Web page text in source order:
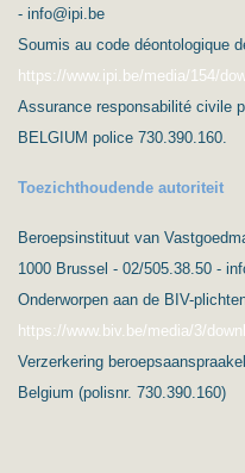
- info@ipi.be
Soumis au code déontologique
https://www.ipi.be/media/154/
Assurance responsabilité civile
BELGIUM police 730.390.160.
Toezichthoudende autoriteit
Beroepsinstituut van
1000 Brussel - 02/505.38.50 -
Onderworpen aan de BIV-
https://www.biv.be/media/3/
Verzerkering
Belgium (polisnr. 730.390.160)